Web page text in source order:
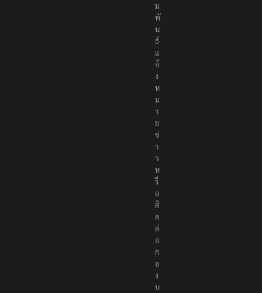
ม
พั
น
ธ์
แ
จ้
ง
ห
ม
า
ย
ข่
า
ว
ห
รื
อ
ติ
ด
ต่
อ
ก
อ
ง
บ